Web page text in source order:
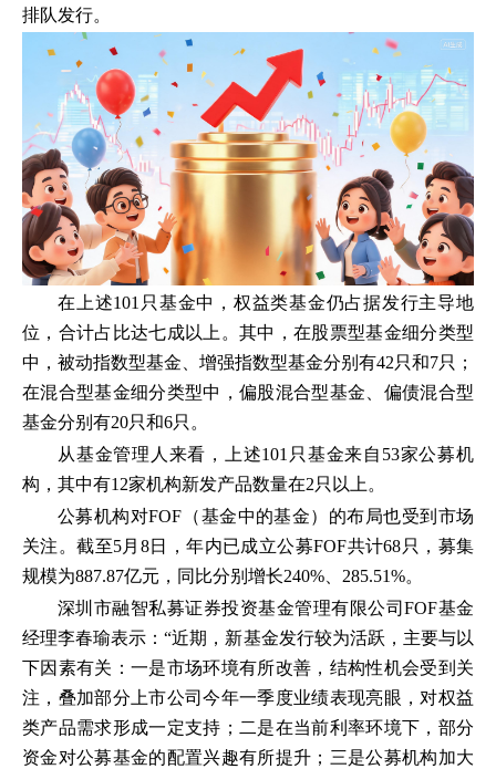
排队发行。
在上述101只基金中，权益类基金仍占据发行主导地
位，合计占比达七成以上。其中，在股票型基金细分类型
中，被动指数型基金、增强指数型基金分别有42只和7只；
在混合型基金细分类型中，偏股混合型基金、偏债混合型
基金分别有20只和6只。
从基金管理人来看，上述101只基金来自53家公募机
构，其中有12家机构新发产品数量在2只以上。
公募机构对FOF（‌基金中的基金）的布局也受到市场
关注。截至5月8日，年内已成立公募FOF共计68只，募集
规模为887.87亿元，同比分别增长240%、285.51%。
深圳市融智私募证券投资基金管理有限公司FOF基金
经理李春瑜表示：“近期，新基金发行较为活跃，主要与以
下因素有关：一是市场环境有所改善，结构性机会受到关
注，叠加部分上市公司今年一季度业绩表现亮眼，对权益
类产品需求形成一定支持；二是在当前利率环境下，部分
资金对公募基金的配置兴趣有所提升；三是公募机构加大